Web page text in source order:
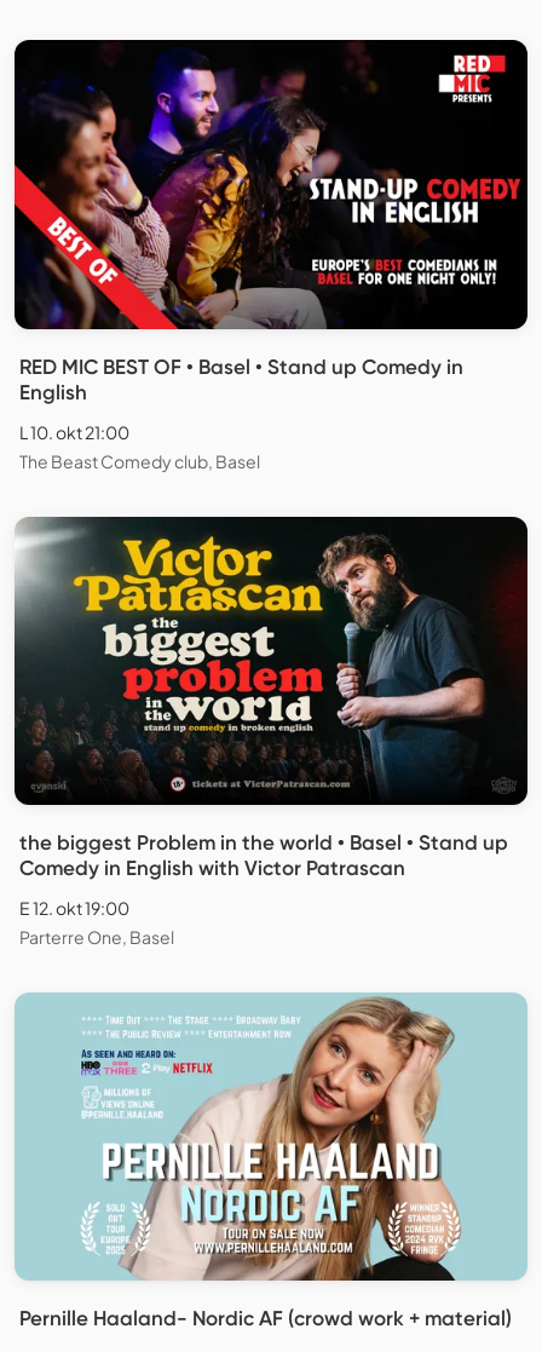
RED MIC BEST OF • Basel • Stand up Comedy in
English
L 10. okt 21:00
The Beast Comedy club, Basel
the biggest Problem in the world • Basel • Stand up
Comedy in English with Victor Patrascan
E 12. okt 19:00
Parterre One, Basel
Pernille Haaland- Nordic AF (crowd work + material)